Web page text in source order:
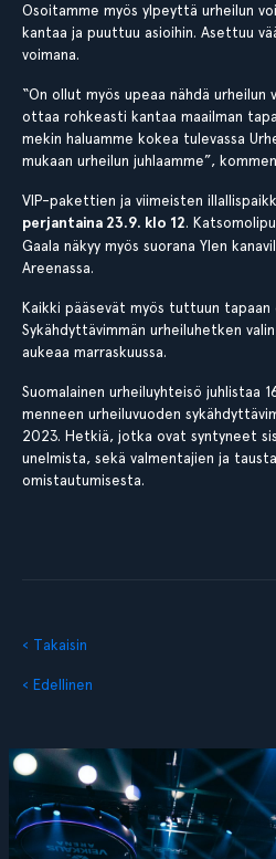
Osoitamme myös ylpeyttä urheilun
kantaa ja puuttuu asioihin. Asettuu
voimana.
“On ollut myös upeaa nähdä
ottaa rohkeasti kantaa maailman
mekin haluamme kokea tulevassa
mukaan urheilun juhlaamme”,
VIP-pakettien ja viimeisten
perjantaina 23.9. klo 12.
Gaala näkyy myös suorana Ylen
Areenassa.
Kaikki pääsevät myös tuttuun tapaan
Sykähdyttävimmän urheiluhetken
aukeaa marraskuussa.
Suomalainen urheiluyhteisö juhlistaa
menneen urheiluvuoden
2023. Hetkiä, jotka ovat syntyneet
unelmista, sekä valmentajien ja
omistautumisesta.
‹ Takaisin
‹ Edellinen